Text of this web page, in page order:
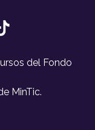
del Fondo
MinTic.